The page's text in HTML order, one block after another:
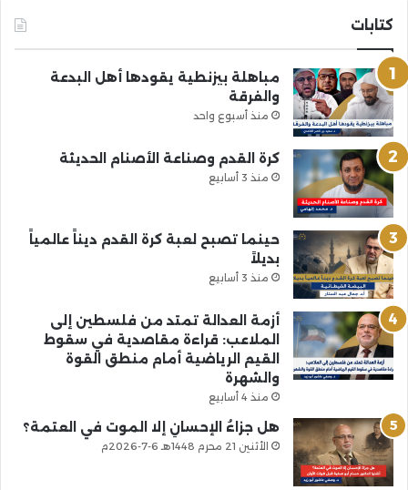
كتابات
مباهلة بيزنطية يقودها أهل البدعة
والفرقة
منذ أسبوع واحد
كرة القدم وصناعة الأصنام الحديثة
منذ 3 أسابيع
حينما تصبح لعبة كرة القدم ديناً عالمياً
بديلاً
منذ 3 أسابيع
أزمة العدالة تمتد من فلسطين إلى
الملاعب: قراءة مقاصدية في سقوط
القيم الرياضية أمام منطق القوة
والشهرة
منذ 4 أسابيع
هل جزاءُ الإحسانِ إلا الموت في العتمة؟
الأثنين 21 محرم 1448هـ 6-7-2026م